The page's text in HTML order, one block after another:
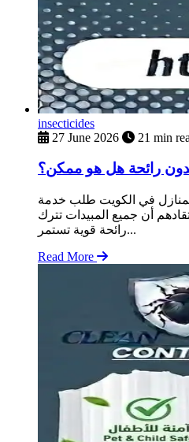
insecticides
27 June 2026
21 min
رائحة هل هو ممكن؟
في الكويت طلب خدمة
أن جميع المبيدات تترك
رائحة قوية تستمر...
Read More